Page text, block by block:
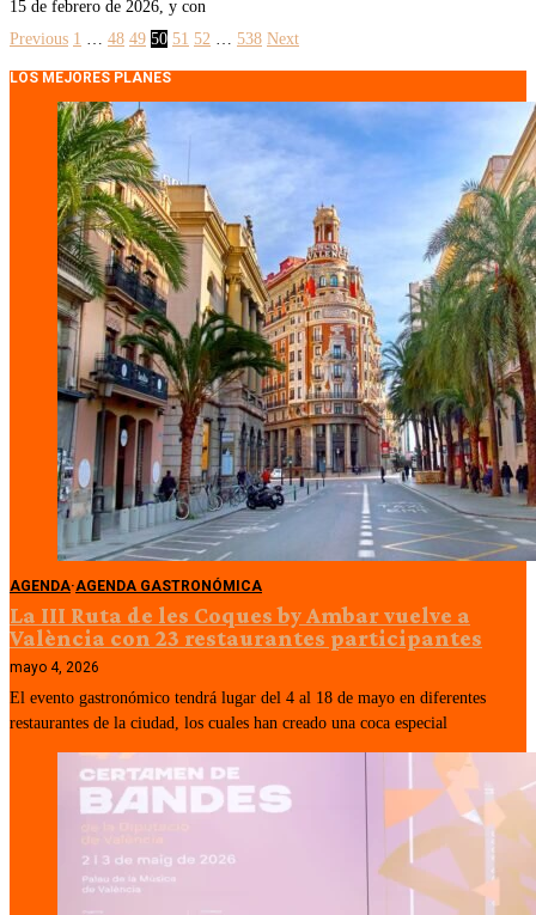
15 de febrero de 2026, y con
Previous 1 … 48 49 50 51 52 … 538 Next
LOS MEJORES PLANES
AGENDA·AGENDA GASTRONÓMICA
La III Ruta de les Coques by Ambar vuelve a
València con 23 restaurantes participantes
mayo 4, 2026
El evento gastronómico tendrá lugar del 4 al 18 de mayo en diferentes
restaurantes de la ciudad, los cuales han creado una coca especial